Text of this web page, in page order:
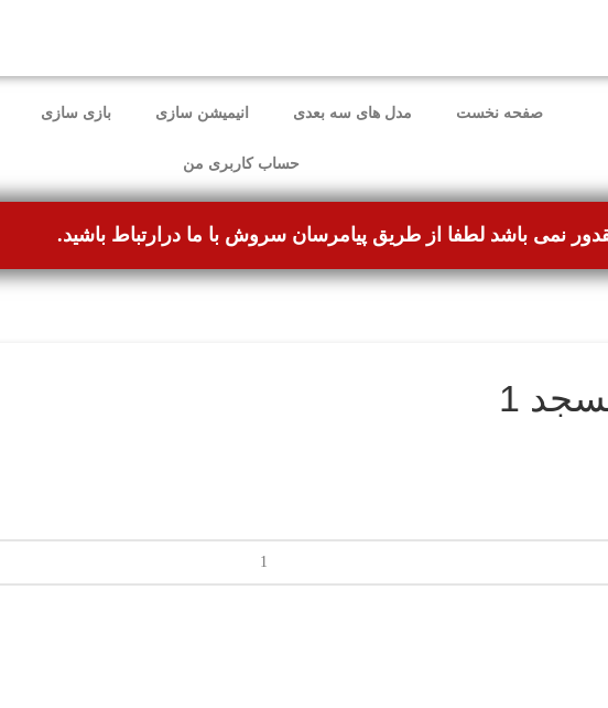
صفحه نخست مدل های سه بعدی انیمیشن سازی بازی سازی
حساب کاربری من
نمی باشد لطفا از طریق پیامرسان سروش با ما درارتباط باشید.
1